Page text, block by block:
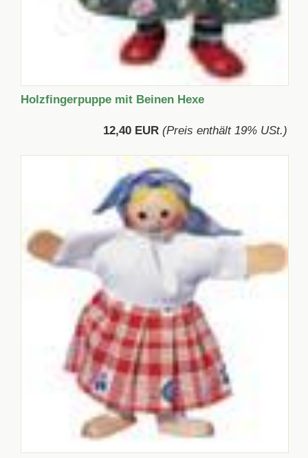
Holzfingerpuppe mit Beinen Hexe
12,40 EUR (Preis enthält 19% USt.)